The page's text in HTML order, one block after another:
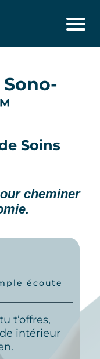
Soins
cheminer
écoute
t’offres,
intérieur